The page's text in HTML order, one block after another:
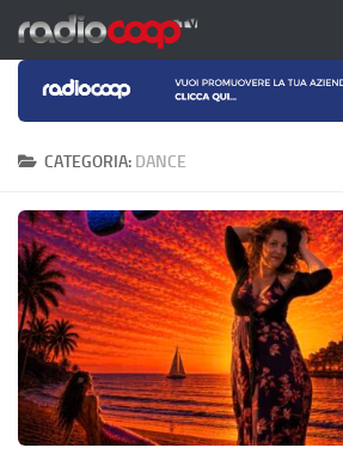
Salta al contenuto
CATEGORIA: DANCE